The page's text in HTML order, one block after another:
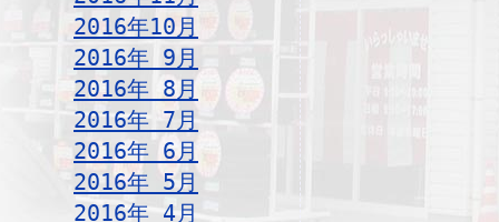
2016年10月
2016年 9月
2016年 8月
2016年 7月
2016年 6月
2016年 5月
2016年 4月